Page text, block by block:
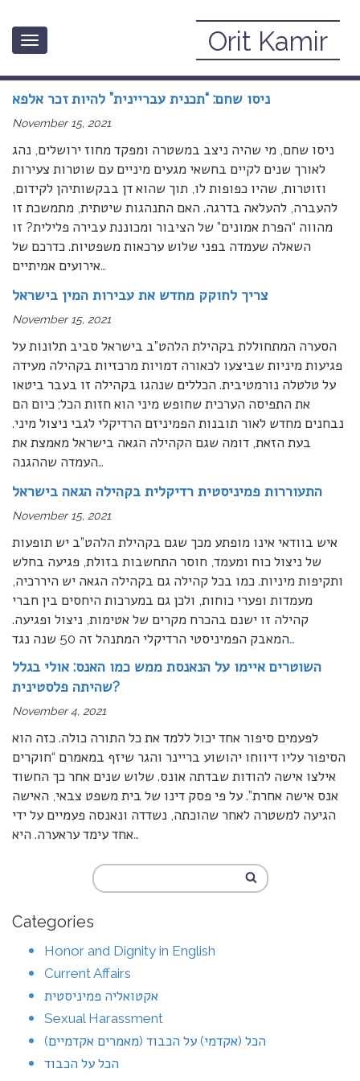
Toggle
Orit Kamir
ניסו שחם: “תכנית עבריינית” להיות זכר אלפא
November 15, 2021
ניסו שחם, מי שהיה ניצב במשטרה ומפקד מחוז ירושלים, נהג
לאורך שנים לקיים בחשאי מגעים מיניים עם שוטרות צעירות
וזוטרות, שהיו כפופות לו, תוך שהוא דן בבקשותיהן לקידום,
להעברה, להעלאה בדרגה. האם התנהגות שיטתית, מתמשכת זו
מהווה “הפרת אמונים” של הציבור ומכוננת עבירה פלילית? זו
השאלה שעמדה בפני שלוש ערכאות משפטיות. כדרכם של
אירועים אמיתיים…
צריך לחוקק מחדש את עבירות המין בישראל
November 15, 2021
הסערה המתחוללת בקהילת הלהט”ב בישראל סביב תלונות על
פגיעות מיניות שביצעו לכאורה דמויות מרכזיות בקהילה מעידה
על טלטלה נורמטיבית. הכללים שנהגו בקהילה זו בעבר ביטאו
את התפיסה הערכית שחופש מיני הוא חזות הכל; כיום הם
נבחנים מחדש לאור תובנות הפמיניזם הרדיקלי לגבי ניצול מיני.
בעת הזאת, דומה שגם הקהילה הגאה בישראל מאמצת את
העמדה שההגנה…
התעוררות פמיניסטית רדיקלית בקהילה הגאה בישראל
November 15, 2021
איש בוודאי אינו מופתע מכך שגם בקהילת הלהט”ב יש תופעות
של ניצול כוח ומעמד, חוסר התחשבות בזולת, פגיעה בחלש
ותקיפות מיניות. כמו בכל קהילה גם בקהילה הגאה יש היררכיה,
מעמדות ופערי כוחות, ולכן גם במערכות היחסים בין חברי
קהילה זו ישנם בהכרח מקרים של אטימות, ניצול ופגיעה.
המאבק הפמיניסטי הרדיקלי המתנהל זה 50 שנה נגד…
השוטרים איימו על הנאנסת ממש כמו האנס: אולי בגלל
שהיתה פלסטינית?
November 4, 2021
לפעמים סיפור אחד יכול ללמד את כל התורה כולה. כזה הוא
הסיפור עליו דיווחו יהושוע בריינר והגר שיזף במאמרם “חוקרים
אילצו אישה להודות שבדתה אונס. שלוש שנים אחר כך החשוד
אנס אישה אחרת”. על פי פסק דינו של בית משפט צבאי, האישה
הגיעה למשטרה לאחר שהוכתה, נשדדה ונאנסה פעמיים על ידי
אחד עימד עראערה. היא…
Categories
Honor and Dignity in English
Current Affairs
אקטואליה פמיניסטית
Sexual Harassment
הכל (אקדמי) על הכבוד (מאמרים אקדמיים)
הכל על הכבוד